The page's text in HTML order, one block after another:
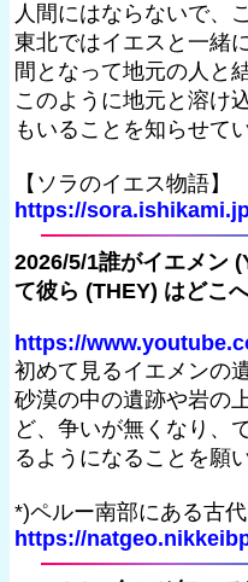
人間にはならないで、
東北ではイエスと一緒
間となって地元の人と
このように地元と溶け
もいることを知らせて
【ソラのイエス物語】
https://
2026/5/1誰がイエメン
て彼ら (THEY) はどこ
https://
初めて見るイエメンの
砂漠の中の遺跡や岩の
ど、争いが無くなり、
るようになることを願
*)ペルー南部にある古
https://